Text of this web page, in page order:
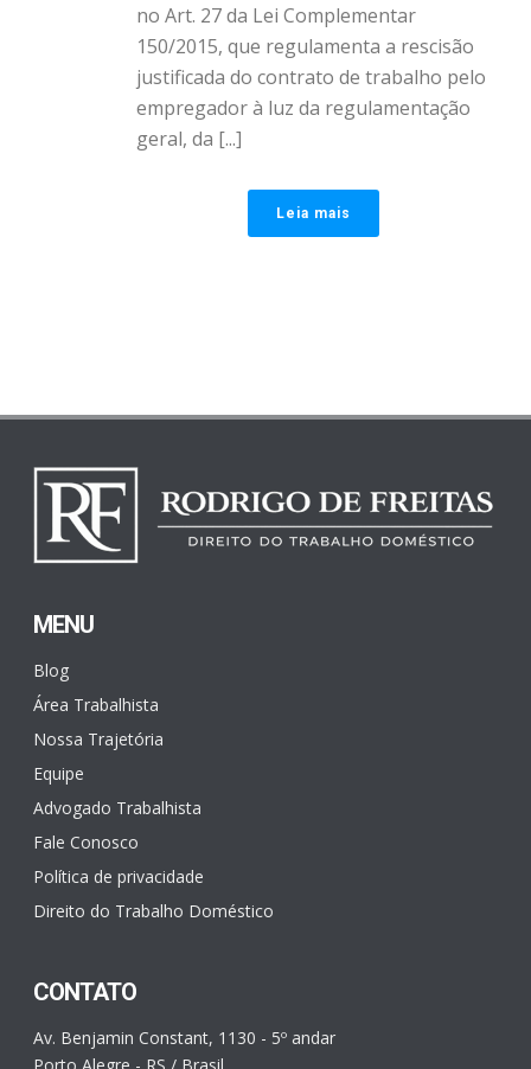
no Art. 27 da Lei Complementar
150/2015, que regulamenta a rescisão
justificada do contrato de trabalho pelo
empregador à luz da regulamentação
geral, da [...]
Leia mais
MENU
Blog
Área Trabalhista
Nossa Trajetória
Equipe
Advogado Trabalhista
Fale Conosco
Política de privacidade
Direito do Trabalho Doméstico
CONTATO
Av. Benjamin Constant, 1130 - 5º andar